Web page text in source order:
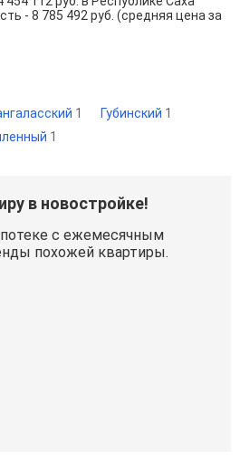
- 8 785 492 руб. (средняя цена за
1 Губинский 1
1
в новостройке!
с ежемесячным
похожей квартиры.